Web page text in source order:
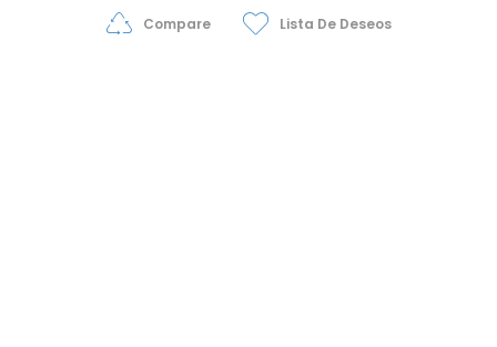
Compare Lista De Deseos